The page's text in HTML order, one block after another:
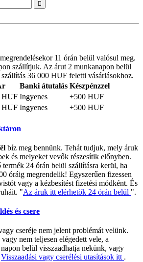
11 órán belül valósul meg.
szállítjuk. Az árut 2 munkanapon belül
36 000 HUF feletti vásárlásokhoz.
Banki átutalás Készpénzzel
HUF Ingyenes
+500 HUF
HUF Ingyenes +500 HUF
bíz meg bennünk. Tehát tudjuk, mely áruk
és melyeket vevők részesítik előnyben.
termék 24 órán belül szállításra kerül, ha
óráig megrendelik! Egyszerűen fizessen
vagy a kézbesítést fizetési módként. És
"Az áruk itt elérhetők 24 órán belül ".
és csere
cseréje nem jelent problémát velünk.
nem teljesen elégedett vele, a
belül visszaadhatja nekünk, vagy
Visszaadási vagy cserélési utasítások itt .